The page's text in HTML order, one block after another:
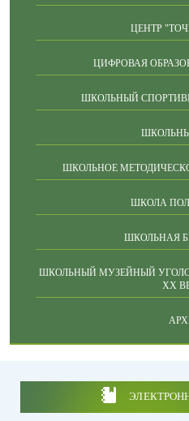
ЦЕНТР
ЦИФРОВАЯ
ШКОЛЬНЫЙ
ШКОЛЬНОЕ
ШКОЛА
ШКОЛЬНАЯ
ШКОЛЬНЫЙ МУЗЕЙНЫЙ
ХХ